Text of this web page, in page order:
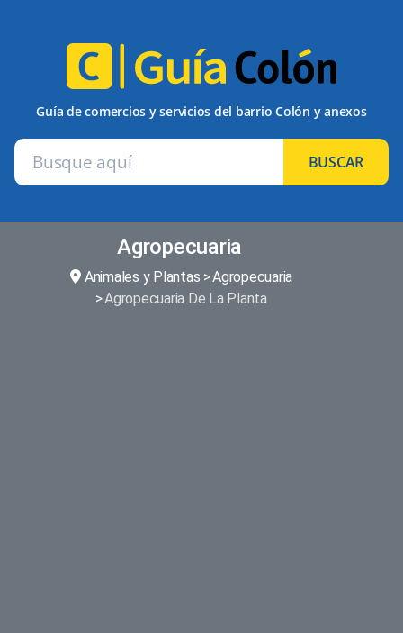
Guía de comercios y servicios del barrio Colón y anexos
BUSCAR
Agropecuaria
Animales y Plantas
Agropecuaria
Agropecuaria De La Planta